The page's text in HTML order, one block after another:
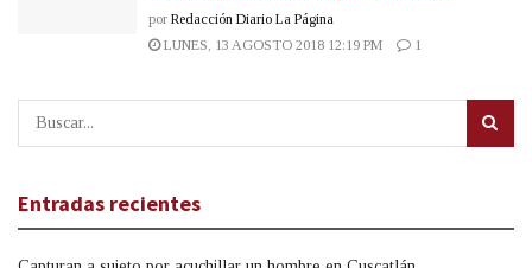
por Redacción Diario La Página
LUNES, 13 AGOSTO 2018 12:19 PM
1
Entradas recientes